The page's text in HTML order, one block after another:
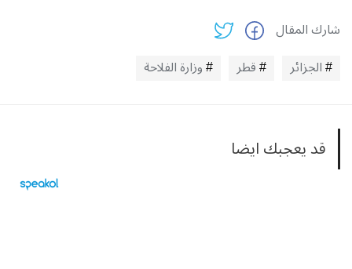
شارك المقال
الجزائر
قطر وزارة الفلاحة
قد يعجبك ايضا